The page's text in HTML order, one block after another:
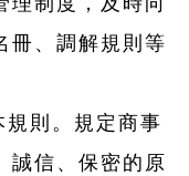
冊、調解規則等
規則。規定商事
誠信、保密的原